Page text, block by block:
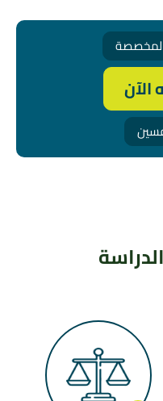
الآن